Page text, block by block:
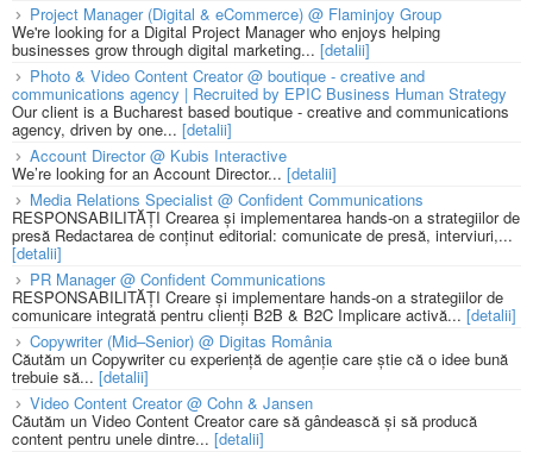
Project Manager (Digital & eCommerce) @ Flaminjoy Group
We're looking for a Digital Project Manager who enjoys helping
businesses grow through digital marketing... [detalii]
Photo & Video Content Creator @ boutique - creative and
communications agency | Recruited by EPIC Business Human Strategy
Our client is a Bucharest based boutique - creative and communications
agency, driven by one... [detalii]
Account Director @ Kubis Interactive
We’re looking for an Account Director... [detalii]
Media Relations Specialist @ Confident Communications
RESPONSABILITĂȚI Crearea și implementarea hands-on a strategiilor de
presă Redactarea de conținut editorial: comunicate de presă, interviuri,...
[detalii]
PR Manager @ Confident Communications
RESPONSABILITĂȚI Creare și implementare hands-on a strategiilor de
comunicare integrată pentru clienți B2B & B2C Implicare activă... [detalii]
Copywriter (Mid–Senior) @ Digitas România
Căutăm un Copywriter cu experiență de agenție care știe că o idee bună
trebuie să... [detalii]
Video Content Creator @ Cohn & Jansen
Căutăm un Video Content Creator care să gândească și să producă
content pentru unele dintre... [detalii]